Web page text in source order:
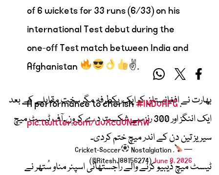
of 6 wickets for 33 runs (6/33) on his
international Test debut during the
one-off Test match between India and
Afghanistan
✌.
A performance to cherish#INDvAFG.
pic.twitter.com/uvXcuVNzhW
—
Cricket-Soccer
Nostalgiation .
(@RiteshJ88156274)June 8, 2026
بھارت نے افغانستان کو ایک یکطرفہ مگر سخت مقابلے کے بعد
ایک اننگز اور 300 رنز سے شکست دے کر ون۔آف ٹیسٹ میچ
سیریز تین دن کے اندر میچ ختم کردی۔
ٹیسٹ میچ ڈیبیو کرنے والے راجستھانی اسپنر مناو سُتھر نے